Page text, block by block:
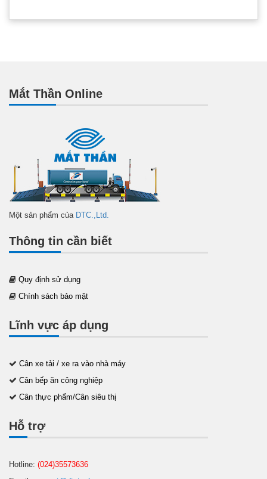
Mắt Thần Online
Một sản phẩm của DTC.,Ltd.
Thông tin cần biết
Quy định sử dụng
Chính sách bảo mật
Lĩnh vực áp dụng
Cân xe tải / xe ra vào nhà máy
Cân bếp ăn công nghiệp
Cân thực phẩm/Cân siêu thị
Hỗ trợ
Hotline: (024)35573636